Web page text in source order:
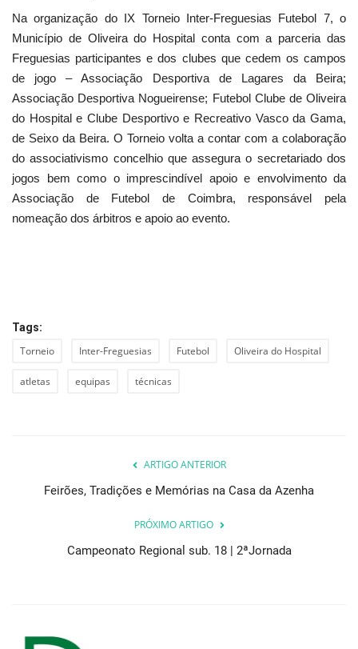
Na organização do IX Torneio Inter-Freguesias Futebol 7, o
Município de Oliveira do Hospital conta com a parceria das
Freguesias participantes e dos clubes que cedem os campos
de jogo – Associação Desportiva de Lagares da Beira;
Associação Desportiva Nogueirense; Futebol Clube de Oliveira
do Hospital e Clube Desportivo e Recreativo Vasco da Gama,
de Seixo da Beira. O Torneio volta a contar com a colaboração
do associativismo concelhio que assegura o secretariado dos
jogos bem como o imprescindível apoio e envolvimento da
Associação de Futebol de Coimbra, responsável pela
nomeação dos árbitros e apoio ao evento.
Tags:
Torneio Inter-Freguesias Futebol Oliveira do Hospital
atletas equipas técnicas
ARTIGO ANTERIOR
Feirões, Tradições e Memórias na Casa da Azenha
PRÓXIMO ARTIGO
Campeonato Regional sub. 18 | 2ªJornada